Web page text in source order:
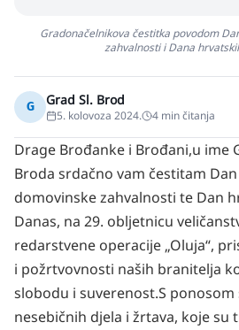
Gradonačelnikova čestitka povodom
zahvalnosti i Dana
G Grad Sl. Brod
5. kolovoza 2024. 4 min čitanja
Drage Brođanke i Brođani,u ime
Broda srdačno vam čestitam
domovinske zahvalnosti te Dan
Danas, na 29. obljetnicu
redarstvene operacije „Oluja“,
i požrtvovnosti naših branitelja
slobodu i suverenost.S ponosom
nesebičnih djela i žrtava, koje su